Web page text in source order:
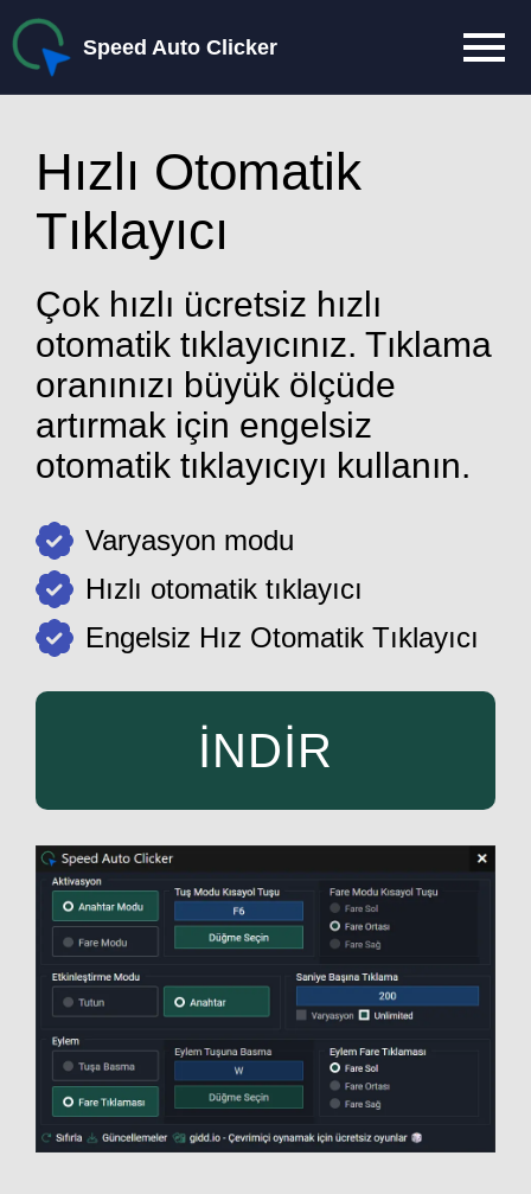
Speed Auto Clicker
Hızlı Otomatik
Tıklayıcı
Çok hızlı ücretsiz hızlı
otomatik tıklayıcınız. Tıklama
oranınızı büyük ölçüde
artırmak için engelsiz
otomatik tıklayıcıyı kullanın.
Varyasyon modu
Hızlı otomatik tıklayıcı
Engelsiz Hız Otomatik Tıklayıcı
İNDİR